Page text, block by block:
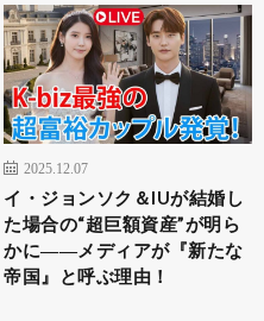
2025.12.07
イ・ジョンソク＆IUが結婚し
た場合の“超巨額資産”が明ら
かに――メディアが『新たな
帝国』と呼ぶ理由！